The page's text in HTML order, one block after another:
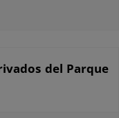
del Parque